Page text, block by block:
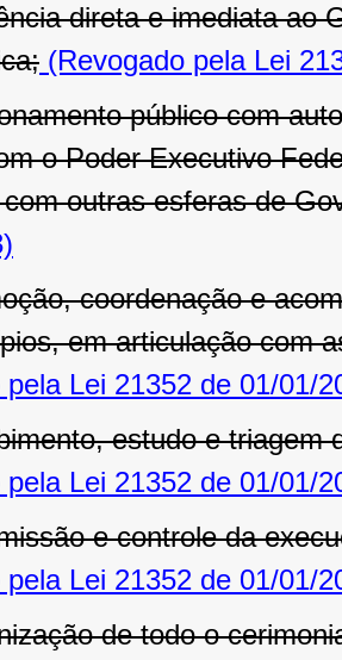
direta e imediata ao
(Revogado pela Lei
público com
o Poder Executivo
outras esferas de
coordenação e
em articulação com
pela Lei 21352 de 01/01/
estudo e triagem
pela Lei 21352 de 01/01/
e controle da
pela Lei 21352 de 01/01/
de todo o